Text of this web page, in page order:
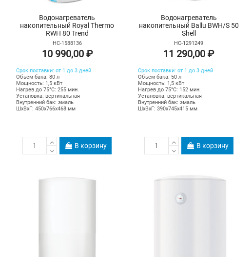
Водонагреватель
накопительный Royal Thermo
RWH 80 Trend
НС-1588136
10 990,00 ₽
Срок поставки: от 1 до 3 дней
Объем бака: 80 л
Мощность: 1,5 кВт
Нагрев до 75°С: 255 мин.
Установка: вертикальная
Внутренний бак: эмаль
ШхВхГ: 450х766х468 мм
В корзину
Водонагреватель
накопительный Ballu BWH/S 50
Shell
НС-1291249
11 290,00 ₽
Срок поставки: от 1 до 3 дней
Объем бака: 50 л
Мощность: 1,5 кВт
Нагрев до 75°С: 152 мин.
Установка: вертикальная
Внутренний бак: эмаль
ШхВхГ: 390х745х415 мм
В корзину